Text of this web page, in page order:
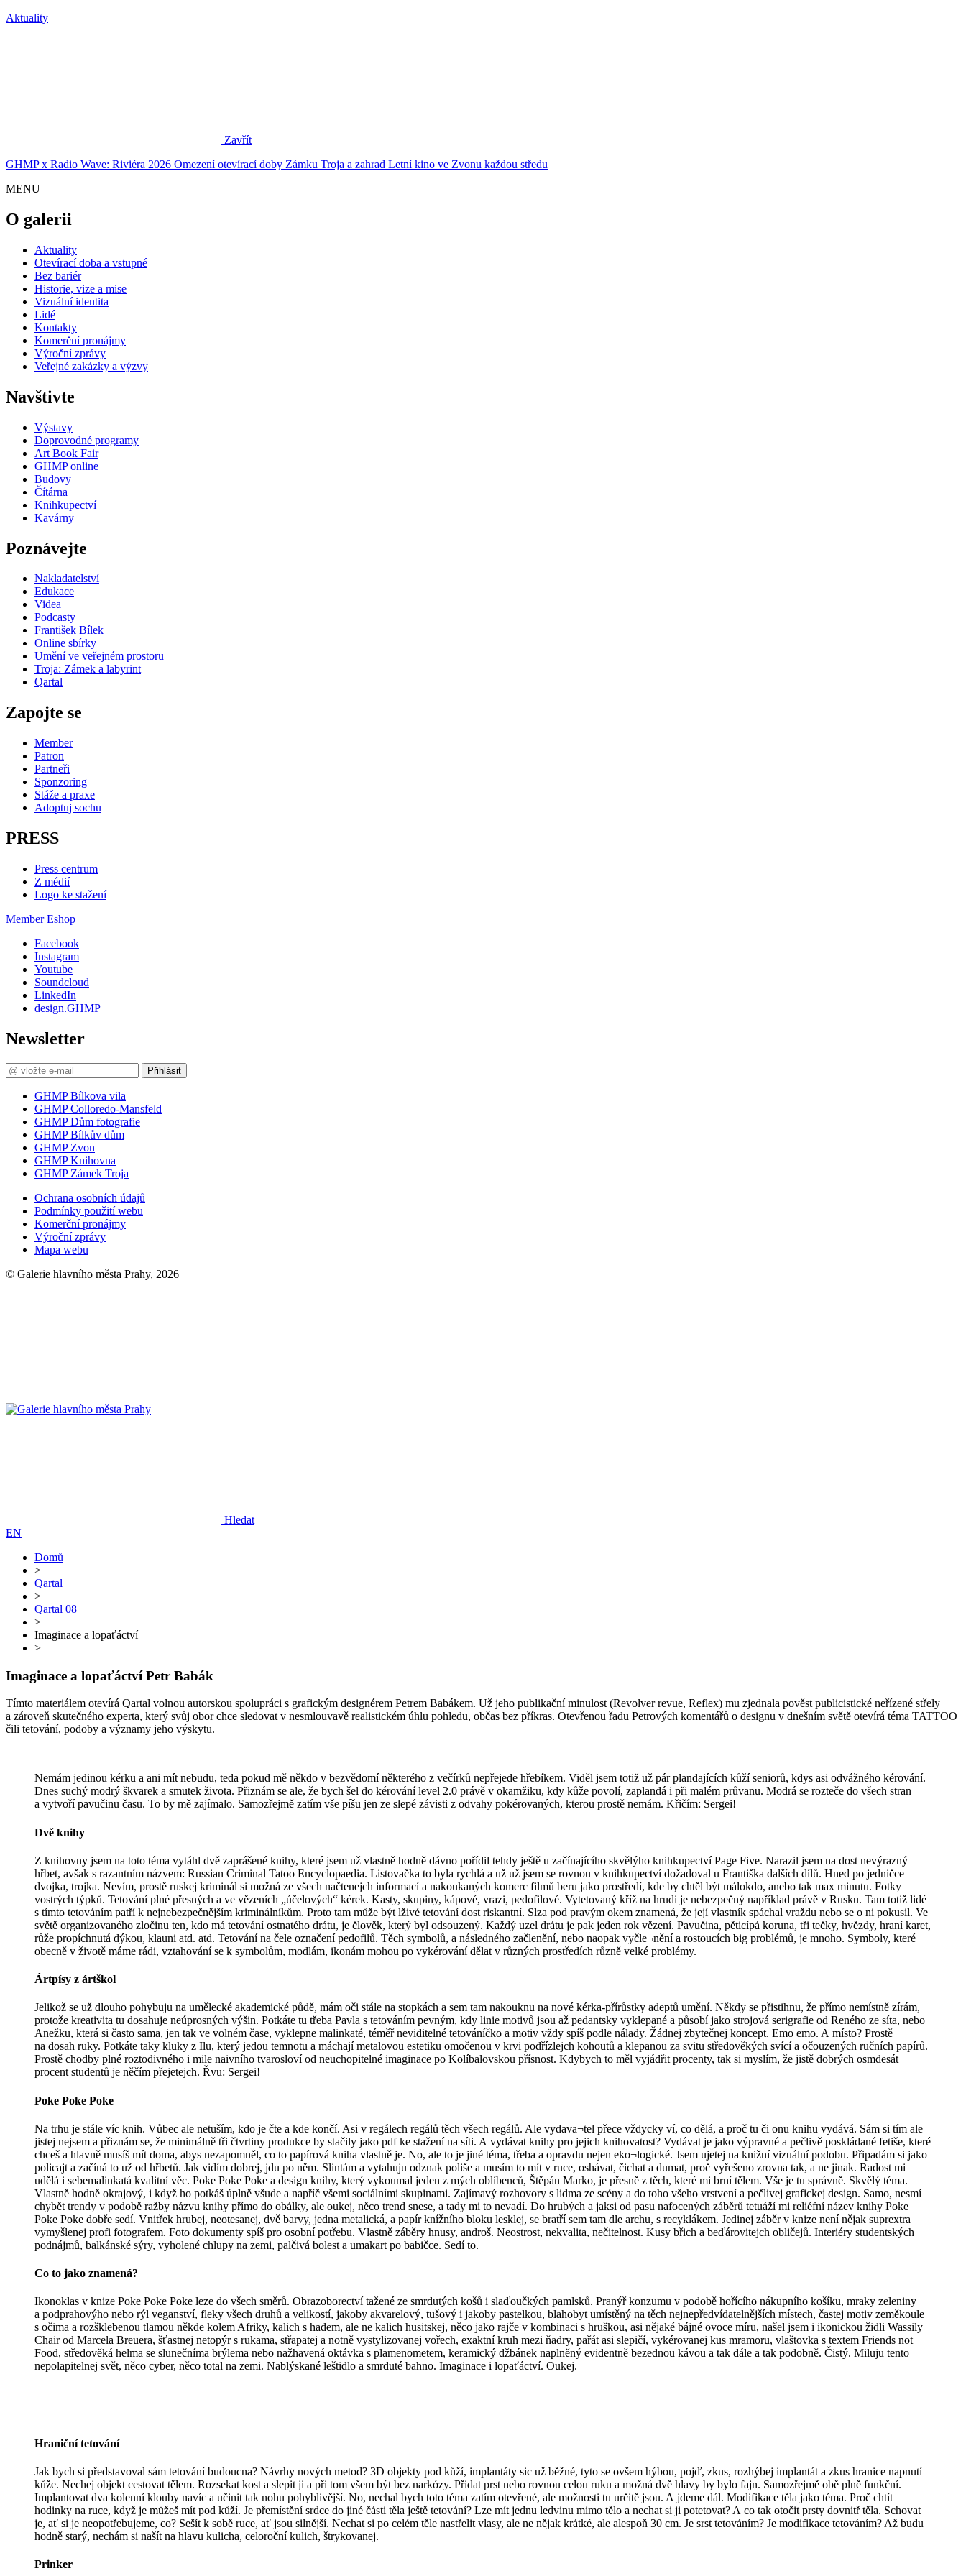
Aktuality
Zavřít
GHMP x Radio Wave: Riviéra 2026 Omezení otevírací doby Zámku Troja a zahrad Letní kino ve Zvonu každou středu
MENU
O galerii
Aktuality
Otevírací doba a vstupné
Bez bariér
Historie, vize a mise
Vizuální identita
Lidé
Kontakty
Komerční pronájmy
Výroční zprávy
Veřejné zakázky a výzvy
Navštivte
Výstavy
Doprovodné programy
Art Book Fair
GHMP online
Budovy
Čítárna
Knihkupectví
Kavárny
Poznávejte
Nakladatelství
Edukace
Videa
Podcasty
František Bílek
Online sbírky
Umění ve veřejném prostoru
Troja: Zámek a labyrint
Qartal
Zapojte se
Member
Patron
Partneři
Sponzoring
Stáže a praxe
Adoptuj sochu
PRESS
Press centrum
Z médií
Logo ke stažení
Member Eshop
Facebook
Instagram
Youtube
Soundcloud
LinkedIn
design.GHMP
Newsletter
Přihlásit
GHMP Bílkova vila
GHMP Colloredo-Mansfeld
GHMP Dům fotografie
GHMP Bílkův dům
GHMP Zvon
GHMP Knihovna
GHMP Zámek Troja
Ochrana osobních údajů
Podmínky použití webu
Komerční pronájmy
Výroční zprávy
Mapa webu
© Galerie hlavního města Prahy, 2026
Hledat
EN
Domů
>
Qartal
>
Qartal 08
>
Imaginace a lopaťáctví
>
Imaginace a lopaťáctvíPetr Babák
Tímto materiálem otevírá Qartal volnou autorskou spolupráci s grafickým designérem Petrem Babákem. Už jeho publikační minulost (Revolver revue, Reflex) mu zjednala pověst publicistické neřízené střely
a zároveň skutečného experta, který svůj obor chce sledovat v nesmlouvavě realistickém úhlu pohledu, občas bez příkras. Otevřenou řadu Petrových komentářů o designu v dnešním světě otevírá téma TATTOO
čili tetování, podoby a významy jeho výskytu.
Nemám jedinou kérku a ani mít nebudu, teda pokud mě někdo v bezvědomí některého z večírků nepřejede hřebíkem. Viděl jsem totiž už pár plandajících kůží seniorů, kdys asi odvážného kérování.
Dnes suchý modrý škvarek a smutek života. Přiznám se ale, že bych šel do kérování level 2.0 právě v okamžiku, kdy kůže povolí, zaplandá i při malém průvanu. Modrá se rozteče do všech stran
a vytvoří pavučinu času. To by mě zajímalo. Samozřejmě zatím vše píšu jen ze slepé závisti z odvahy pokérovaných, kterou prostě nemám. Křičím: Sergei!
Dvě knihy
Z knihovny jsem na toto téma vytáhl dvě zaprášené knihy, které jsem už vlastně hodně dávno pořídil tehdy ještě u začínajícího skvělýho knihkupectví Page Five. Narazil jsem na dost nevýrazný
hřbet, avšak s razantním názvem: Russian Criminal Tatoo Encyclopaedia. Listovačka to byla rychlá a už už jsem se rovnou v knihkupectví dožadoval u Františka dalších dílů. Hned po jedničce –
dvojka, trojka. Nevím, prostě ruskej kriminál si možná ze všech načtenejch informací a nakoukaných komerc filmů beru jako prostředí, kde by chtěl být málokdo, anebo tak max minutu. Fotky
vostrých týpků. Tetování plné přesných a ve vězeních „účelových“ kérek. Kasty, skupiny, kápové, vrazi, pedofilové. Vytetovaný kříž na hrudi je nebezpečný například právě v Rusku. Tam totiž lidé
s tímto tetováním patří k nejnebezpečnějším kriminálníkům. Proto tam může být lživé tetování dost riskantní. Slza pod pravým okem znamená, že její vlastník spáchal vraždu nebo se o ni pokusil. Ve
světě organizovaného zločinu ten, kdo má tetování ostnatého drátu, je člověk, který byl odsouzený. Každý uzel drátu je pak jeden rok vězení. Pavučina, pěticípá koruna, tři tečky, hvězdy, hraní karet,
růže propíchnutá dýkou, klauni atd. atd. Tetování na čele označení pedofilů. Těch symbolů, a následného začlenění, nebo naopak vyčle¬nění a rostoucích big problémů, je mnoho. Symboly, které
obecně v životě máme rádi, vztahování se k symbolům, modlám, ikonám mohou po vykérování dělat v různých prostředích různě velké problémy.
Ártpísy z ártškol
Jelikož se už dlouho pohybuju na umělecké akademické půdě, mám oči stále na stopkách a sem tam nakouknu na nové kérka-přírůstky adeptů umění. Někdy se přistihnu, že přímo nemístně zírám,
protože kreativita tu dosahuje neúprosných výšin. Potkáte tu třeba Pavla s tetováním pevným, kdy linie motivů jsou až pedantsky vyklepané a působí jako strojová serigrafie od Reného ze síta, nebo
Anežku, která si často sama, jen tak ve volném čase, vyklepne malinkaté, téměř neviditelné tetováníčko a motiv vždy spíš podle nálady. Žádnej zbytečnej koncept. Emo emo. A místo? Prostě
na dosah ruky. Potkáte taky kluky z Ilu, který jedou temnotu a máchají metalovou estetiku omočenou v krvi podřízlejch kohoutů a klepanou za svitu středověkých svící a očouzených ručních papírů.
Prostě chodby plné roztodivného i mile naivního tvarosloví od neuchopitelné imaginace po Kolíbalovskou přísnost. Kdybych to měl vyjádřit procenty, tak si myslím, že jistě dobrých osmdesát
procent studentů je něčím přejetejch. Řvu: Sergei!
Poke Poke Poke
Na trhu je stále víc knih. Vůbec ale netuším, kdo je čte a kde končí. Asi v regálech regálů těch všech regálů. Ale vydava¬tel přece vždycky ví, co dělá, a proč tu či onu knihu vydává. Sám si tím ale
jistej nejsem a přiznám se, že minimálně tři čtvrtiny produkce by stačily jako pdf ke stažení na síti. A vydávat knihy pro jejich knihovatost? Vydávat je jako výpravné a pečlivě poskládané fetiše, které
chceš a hlavně musíš mít doma, abys nezapomněl, co to papírová kniha vlastně je. No, ale to je jiné téma, třeba a opravdu nejen eko¬logické. Jsem ujetej na knižní vizuální podobu. Připadám si jako
policajt a začíná to už od hřbetů. Jak vidím dobrej, jdu po něm. Slintám a vytahuju odznak poliše a musím to mít v ruce, oshávat, čichat a dumat, proč vyřešeno zrovna tak, a ne jinak. Radost mi
udělá i sebemalinkatá kvalitní věc. Poke Poke Poke a design knihy, který vykoumal jeden z mých oblíbenců, Štěpán Marko, je přesně z těch, které mi brní tělem. Vše je tu správně. Skvělý téma.
Vlastně hodně okrajový, i když ho potkáš úplně všude a napříč všemi sociálními skupinami. Zajímavý rozhovory s lidma ze scény a do toho všeho vrstvení a pečlivej grafickej design. Samo, nesmí
chybět trendy v podobě ražby názvu knihy přímo do obálky, ale oukej, něco trend snese, a tady mi to nevadí. Do hrubých a jaksi od pasu nafocených záběrů tetuáží mi reliéfní název knihy Poke
Poke Poke dobře sedí. Vnitřek hrubej, neotesanej, dvě barvy, jedna metalická, a papír knížního bloku lesklej, se bratří sem tam dle archu, s recyklákem. Jedinej záběr v knize není nějak suprextra
vymyšlenej profi fotografem. Foto dokumenty spíš pro osobní potřebu. Vlastně záběry hnusy, androš. Neostrost, nekvalita, nečitelnost. Kusy břich a beďárovitejch obličejů. Interiéry studentských
podnájmů, balkánské sýry, vyholené chlupy na zemi, palčivá bolest a umakart po babičce. Sedí to.
Co to jako znamená?
Ikonoklas v knize Poke Poke Poke leze do všech směrů. Obrazoborectví tažené ze smrdutých košů i slaďoučkých pamlsků. Pranýř konzumu v podobě hořícího nákupního košíku, mraky zeleniny
a podprahovýho nebo rýl veganství, fleky všech druhů a velikostí, jakoby akvarelový, tušový i jakoby pastelkou, blahobyt umístěný na těch nejnepředvídatelnějších místech, častej motiv zeměkoule
s očima a rozšklebenou tlamou někde kolem Afriky, kalich s hadem, ale ne kalich husitskej, něco jako rajče v kombinaci s hruškou, asi nějaké bájné ovoce míru, našel jsem i ikonickou židli Wassily
Chair od Marcela Breuera, šťastnej netopýr s rukama, střapatej a notně vystylizovanej vořech, exaktní kruh mezi ňadry, pařát asi slepičí, vykérovanej kus mramoru, vlaštovka s textem Friends not
Food, středověká helma se slunečníma brýlema nebo nažhavená oktávka s plamenometem, keramický džbánek naplněný evidentně bezednou kávou a tak dále a tak podobně. Čistý. Miluju tento
nepolapitelnej svět, něco cyber, něco total na zemi. Nablýskané leštidlo a smrduté bahno. Imaginace i lopaťáctví. Oukej.
Hraniční tetování
Jak bych si představoval sám tetování budoucna? Návrhy nových metod? 3D objekty pod kůží, implantáty sic už běžné, tyto se ovšem hýbou, pojď, zkus, rozhýbej implantát a zkus hranice napnutí
kůže. Nechej objekt cestovat tělem. Rozsekat kost a slepit ji a při tom všem být bez narkózy. Přidat prst nebo rovnou celou ruku a možná dvě hlavy by bylo fajn. Samozřejmě obě plně funkční.
Implantovat dva kolenní klouby navíc a učinit tak nohu pohyblivější. No, nechal bych toto téma zatím otevřené, ale možnosti tu určitě jsou. A jdeme dál. Modifikace těla jako téma. Proč chtít
hodinky na ruce, když je můžeš mít pod kůží. Je přemístění srdce do jiné části těla ještě tetování? Lze mít jednu ledvinu mimo tělo a nechat si ji potetovat? A co tak otočit prsty dovnitř těla. Schovat
je, ať si je neopotřebujeme, co? Sešít k sobě ruce, ať jsou silnější. Nechat si po celém těle nastřelit vlasy, ale ne nějak krátké, ale alespoň 30 cm. Je srst tetováním? Je modifikace tetováním? Až budu
hodně starý, nechám si našít na hlavu kulicha, celoroční kulich, štrykovanej.
Prinker